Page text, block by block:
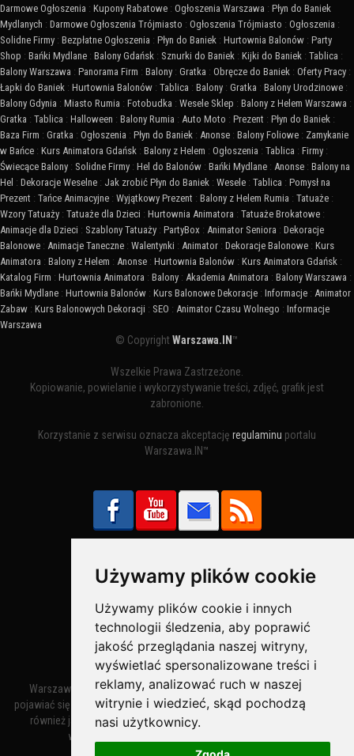
Używamy plików cookie
Używamy plików cookie i innych
technologii śledzenia, aby poprawić
jakość przeglądania naszej witryny,
wyświetlać spersonalizowane treści i
reklamy, analizować ruch w naszej
witrynie i wiedzieć, skąd pochodzą
nasi użytkownicy.
Darmowe Ogłoszenia : Kupony Rabatowe : Ogłoszenia Warszawa : Płyn do Baniek
Mydlanych : Darmowe Ogłoszenia Trójmiasto : Ogłoszenia Trójmiasto : Ogłoszenia :
Solidne Firmy : Bezpłatne Ogłoszenia : Płyn do Baniek : Hurtownia Balonów : Party
Shop : Bańki Mydlane : Balony Gdańsk : Sznurki do Baniek : Kijki do Baniek : Tablica :
Balony Warszawa : Panorama Firm : Balony : Gratka : Obręcze do Baniek : Oferty Pracy :
Łapki do Baniek : Hurtownia Balonów : Tablica : Balony : Gratka : Balony Urodzinowe :
Balony Gdynia : Miasto Rumia : Fotobudka : Wesele Sklep : Balony z Helem Warszawa :
Gratka : Tablica : Halloween : Balony Rumia : Auto Moto : Prezent : Płyn do Baniek :
Baza Firm : Gratka : Ogłoszenia : Płyn do Baniek : Anonse : Balony Foliowe : Zamykanie
w Bańce : Kurs Animatora Gdańsk : Balony z Helem : Ogłoszenia : Tablica : Firmy :
Świecące Balony : Solidne Firmy : Hel do Balonów : Bańki Mydlane : Anonse : Balony na
Hel : Dekoracje Weselne : Jak zrobić Płyn do Baniek : Wesele : Tablica : Pomysł na
Prezent : Tańce Animacyjne : Wyjątkowy Prezent : Balony z Helem Rumia : Tatuaże :
Wzory Tatuaży : Tatuaże dla Dzieci : Hurtownia Animatora : Tatuaże Brokatowe :
Animacje dla Dzieci : Szablony Tatuaży : PartyBox : Animator Seniora : Dekoracje
Balonowe : Animacje Taneczne : Walentynki : Animator : Dekoracje Balonowe : Kurs
Animatora : Balony z Helem : Anonse : Hurtownia Balonów : Kurs Animatora Gdańsk :
Katalog Firm : Hurtownia Animatora : Balony : Akademia Animatora : Balony Warszawa :
Bańki Mydlane : Hurtownia Balonów : Kurs Balonowe Dekoracje : Informacje : Animator
Zabaw : Kurs Balonowych Dekoracji : SEO : Animator Czasu Wolnego : Informacje
Warszawa
© CopyrightWarszawa.IN ™
Wszelkie Prawa Zastrzeżone.
Kopiowanie, powielanie i wykorzystywanie treści, zdjęć, grafik jest
zabronione.
Korzystanie z serwisu oznacza akceptację regulaminu portalu
Warszawa.IN™
Bezpieczne Płatności obsługuje:
Warszawa – miasto stołeczne Warszawa. Nazwa miasta zaczęła
pojawiać się w dokumentach w XIV wieku jako Warszewa, a od XV wieku
również jako Warszowa. Zmiana nazwy na Warszawa w XV wieku
wynikała z mazowieckiej wymowy dialektycznej.